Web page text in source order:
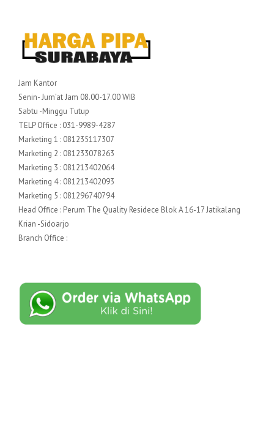
Jam Kantor
Senin- Jum’at Jam 08.00-17.00 WIB
Sabtu -Minggu Tutup
TELP Office : 031-9989-4287
Marketing 1 : 081235117307
Marketing 2 : 081233078263
Marketing 3 : 081213402064
Marketing 4 : 081213402093
Marketing 5 : 081296740794
Head Office : Perum The Quality Residece Blok A 16-17 Jatikalang
Krian -Sidoarjo
Branch Office :